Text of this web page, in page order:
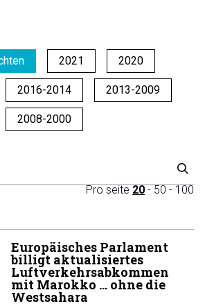
2021 2020
2016-2014 2013-2009
2008-2000
Pro seite 20 - 50 - 100
Europäisches Parlament
billigt aktualisiertes
Luftverkehrsabkommen
mit Marokko … ohne die
Westsahara